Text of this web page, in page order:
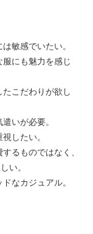
敏感でいたい。
にも魅力を感じ
こだわりが欲し
いが必要。
したい。
るものではなく、
い。
なカジュアル。